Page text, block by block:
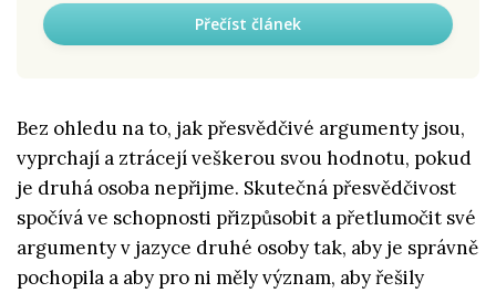
Přečíst článek
Bez ohledu na to, jak přesvědčivé argumenty jsou,
vyprchají a ztrácejí veškerou svou hodnotu, pokud
je druhá osoba nepřijme. Skutečná přesvědčivost
spočívá ve schopnosti přizpůsobit a přetlumočit své
argumenty v jazyce druhé osoby tak, aby je správně
pochopila a aby pro ni měly význam, aby řešily